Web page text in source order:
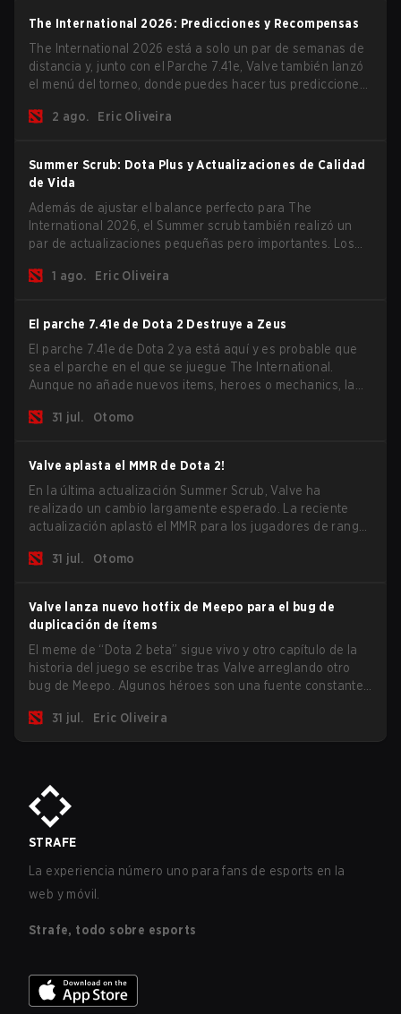
The International 2026: Predicciones y Recompensas
The International 2026 está a solo un par de semanas de
distancia y, junto con el Parche 7.41e, Valve también lanzó
el menú del torneo, donde puedes hacer tus predicciones
este año.
2 ago. Eric Oliveira
Summer Scrub: Dota Plus y Actualizaciones de Calidad
de Vida
Además de ajustar el balance perfecto para The
International 2026, el Summer scrub también realizó un
par de actualizaciones pequeñas pero importantes. Los
de desglose post-partida y ahora todos los jugadores
1 ago. Eric Oliveira
El parche 7.41e de Dota 2 Destruye a Zeus
El parche 7.41e de Dota 2 ya está aquí y es probable que
sea el parche en el que se juegue The International.
Aunque no añade nuevos items, heroes o mechanics, la
los mayores problemas del juego.
31 jul. Otomo
Valve aplasta el MMR de Dota 2!
En la última actualización Summer Scrub, Valve ha
realizado un cambio largamente esperado. La reciente
actualización aplastó el MMR para los jugadores de rango
31 jul.
Otomo
Valve lanza nuevo hotfix de Meepo para el bug de
duplicación de ítems
El meme de “Dota 2 beta” sigue vivo y otro capítulo de la
historia del juego se escribe tras Valve arreglando otro
bug de Meepo. Algunos héroes son una fuente constante
son los más afectados por estos problemas.
31 jul. Eric Oliveira
STRAFE
La experiencia número uno para fans de esports en la
web y móvil.
Strafe, todo sobre esports